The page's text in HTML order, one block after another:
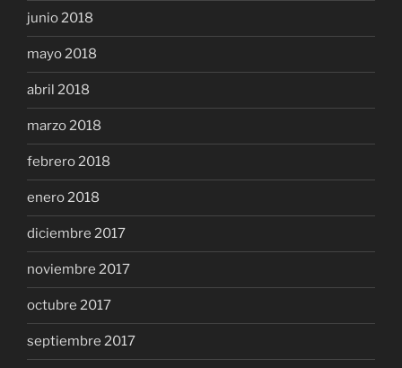
junio 2018
mayo 2018
abril 2018
marzo 2018
febrero 2018
enero 2018
diciembre 2017
noviembre 2017
octubre 2017
septiembre 2017